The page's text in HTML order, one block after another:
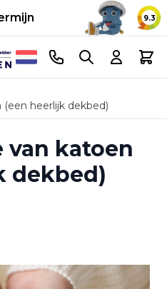
9.3
Telefoonnummer
Search Cart
heerlijk dekbed)
van katoen
dekbed)